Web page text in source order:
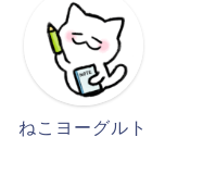
ねこヨーグルト